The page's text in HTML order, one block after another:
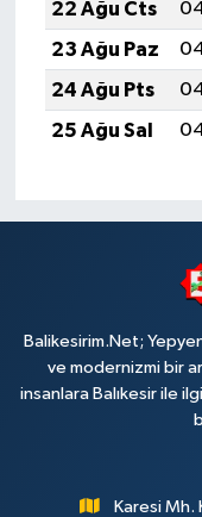
22 Ağu Cts
23 Ağu Paz
24 Ağu Pts
25 Ağu Sal
Balikesirim.Net;
ve modernizmi bir
insanlara Balıkesir ile
Karesi Mh.